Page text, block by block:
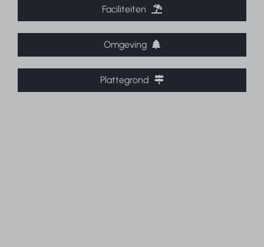
Faciliteiten
Omgeving
Plattegrond